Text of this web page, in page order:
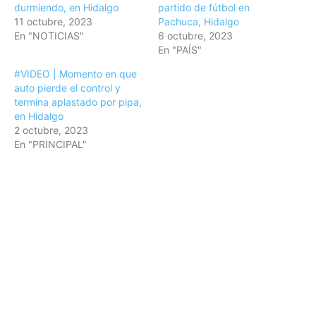
durmiendo, en Hidalgo
11 octubre, 2023
En "NOTICIAS"
partido de fútbol en
Pachuca, Hidalgo
6 octubre, 2023
En "PAÍS"
#VIDEO | Momento en que
auto pierde el control y
termina aplastado por pipa,
en Hidalgo
2 octubre, 2023
En "PRINCIPAL"